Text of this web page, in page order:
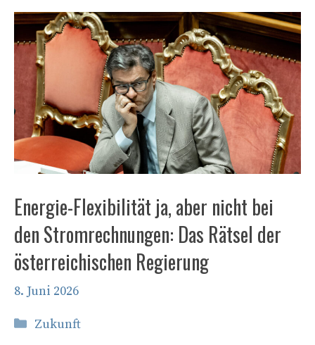
Energie-Flexibilität ja, aber nicht bei
den Stromrechnungen: Das Rätsel der
österreichischen Regierung
8. Juni 2026
Kategorien
Zukunft